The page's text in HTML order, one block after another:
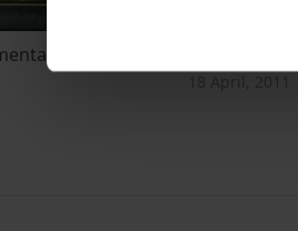
del barri de